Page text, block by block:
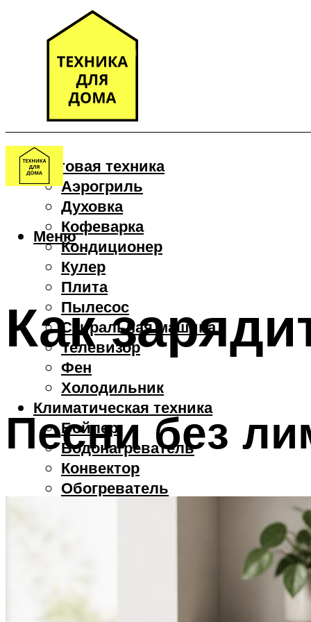
Бытовая техника
Аэрогриль
Духовка
Кофеварка
Кондиционер
Кулер
Плита
Пылесос
Стиральная машина
Телевизор
Фен
Холодильник
Климатическая техника
Бойлер
Водонагреватель
Конвектор
Обогреватель
Смартфоны
Меню
Как
Песни без